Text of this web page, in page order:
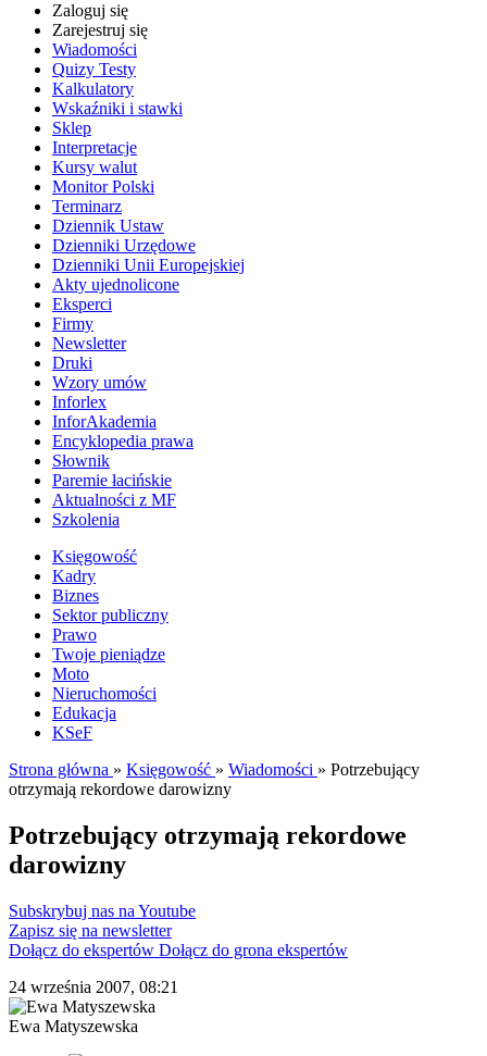
Zaloguj się
Zarejestruj się
Wiadomości
Quizy Testy
Kalkulatory
Wskaźniki i stawki
Sklep
Interpretacje
Kursy walut
Monitor Polski
Terminarz
Dziennik Ustaw
Dzienniki Urzędowe
Dzienniki Unii Europejskiej
Akty ujednolicone
Eksperci
Firmy
Newsletter
Druki
Wzory umów
Inforlex
InforAkademia
Encyklopedia prawa
Słownik
Paremie łacińskie
Aktualności z MF
Szkolenia
Księgowość
Kadry
Biznes
Sektor publiczny
Prawo
Twoje pieniądze
Moto
Nieruchomości
Edukacja
KSeF
Strona główna » Księgowość » Wiadomości » Potrzebujący
otrzymają rekordowe darowizny
Potrzebujący otrzymają rekordowe
darowizny
Subskrybuj nas na Youtube
Zapisz się na newsletter
Dołącz do ekspertów Dołącz do grona ekspertów
24 września 2007, 08:21
Ewa Matyszewska